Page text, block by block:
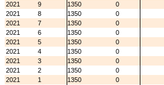
2021
9 1350
0
2021
8 1350
0
2021
7 1350
0
2021
6 1350
0
2021
5 1350
0
2021
4 1350
0
2021
3 1350
0
2021
2 1350
0
2021
1 1350
0